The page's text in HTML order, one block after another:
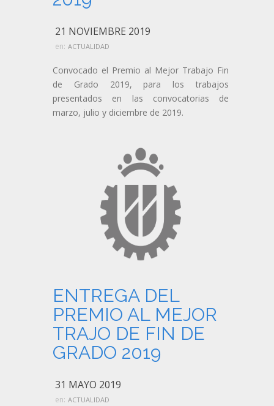
21 NOVIEMBRE 2019
en: ACTUALIDAD
Convocado el Premio al Mejor Trabajo Fin
de Grado 2019, para los trabajos
presentados en las convocatorias de
marzo, julio y diciembre de 2019.
ENTREGA DEL
PREMIO AL MEJOR
TRAJO DE FIN DE
GRADO 2019
31 MAYO 2019
en: ACTUALIDAD